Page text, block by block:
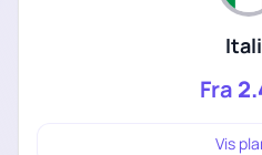
Fra
Vis